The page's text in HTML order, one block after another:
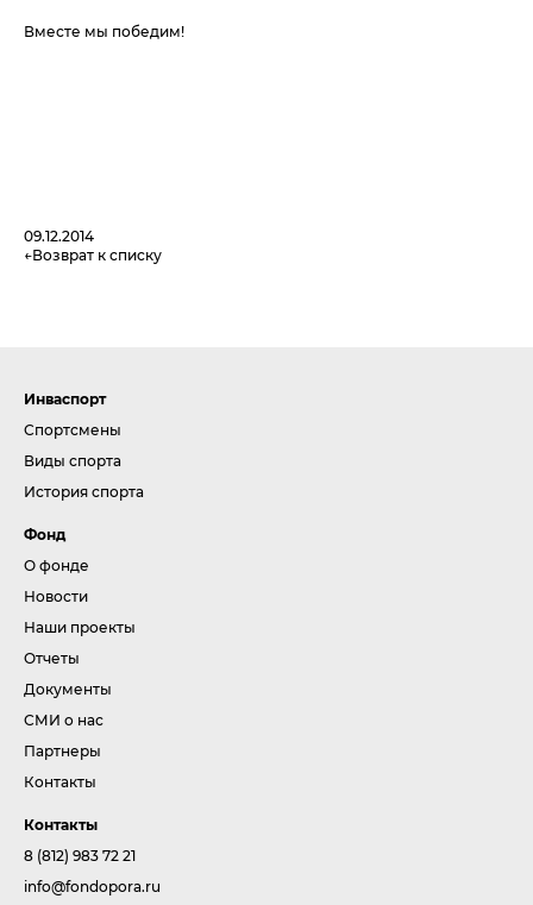
Вместе мы победим!
09.12.2014
Возврат к списку
Инваспорт
Спортсмены
Виды спорта
История спорта
Фонд
О фонде
Новости
Наши проекты
Отчеты
Документы
СМИ о нас
Партнеры
Контакты
Контакты
8 (812) 983 72 21
info@fondopora.ru